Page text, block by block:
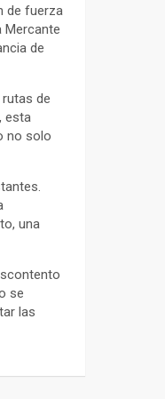
de fuerza
Mercante
de
de
esta
no solo
una
se
las